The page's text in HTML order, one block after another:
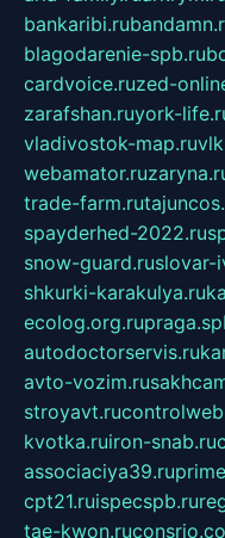
bankaribi.ru
blagodarenie-spb.ru
cardvoice.ruzed-
zarafshan.ruyork-
vladivostok-map.ru
webamator.ru
trade-farm.ru
spayderhed-2022.ru
snow-guard.ruslovar-
shkurki-karakulya.ru
ecolog.org.ru
autodoctorservis.ru
avto-vozim.ru
stroyavt.ru
kvotka.ruiron-snab.ru
associaciya39.ru
cpt21.ruispecspb.ru
tae-kwon.ru